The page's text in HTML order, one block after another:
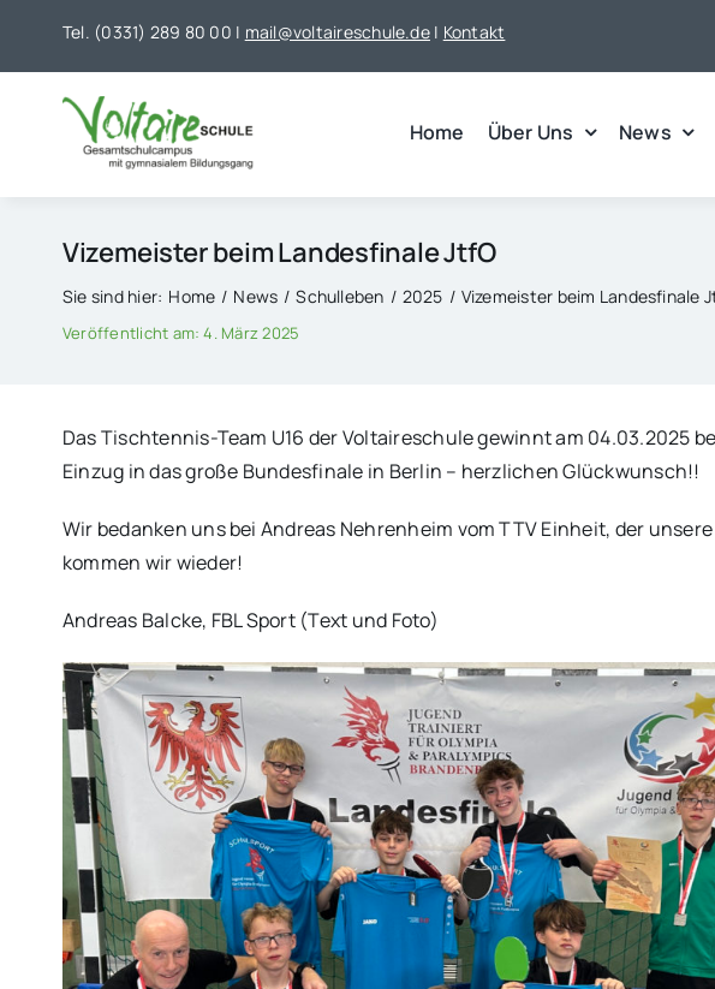
Tel. (0331) 289 80 00 | mail@voltaireschule.de| Kontakt
Home Über Uns News
Vizemeister beim Landesfinale JtfO
Sie sind hier: Home News Schulleben 2025 Vizemeister beim Landesfinale
Veröffentlicht am: 4. März 2025
Das Tischtennis-Team U16 der Voltaireschule gewinnt am 04.03.2025
Einzug in das große Bundesfinale in Berlin – herzlichen Glückwunsch!!
Wir bedanken uns bei Andreas Nehrenheim vom TTV Einheit, der
kommen wir wieder!
Andreas Balcke, FBL Sport (Text und Foto)